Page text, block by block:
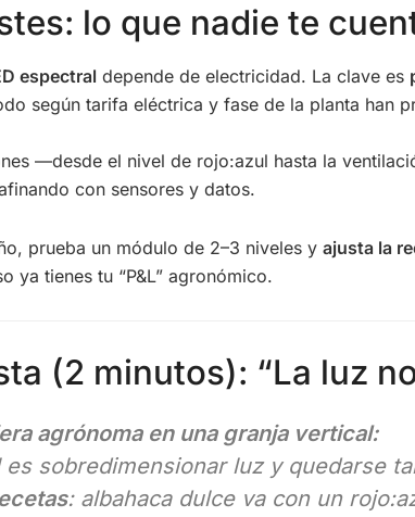
lo que nadie te
espectral depende de electricidad. La clave es
según tarifa eléctrica y fase de la planta han
—desde el nivel de rojo:azul hasta la
con sensores y datos.
prueba un módulo de 2–3 niveles y ajusta la
ya tienes tu “P&L” agronómico.
(2 minutos): “La luz
agrónoma en una granja vertical:
es sobredimensionar luz y quedarse
: albahaca dulce va con un